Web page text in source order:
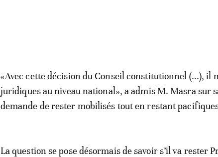
«Avec cette décision du Conseil constitutionnel (...), il
juridiques au niveau national», a admis M. Masra sur
demande de rester mobilisés tout en restant
La question se pose désormais de savoir s’il va rester